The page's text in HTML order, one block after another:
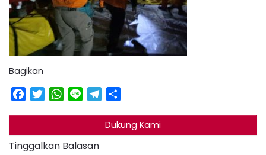
Bagikan
Facebook
TwitterWhatsApp
Line Telegram
Dukung Kami
Tinggalkan Balasan